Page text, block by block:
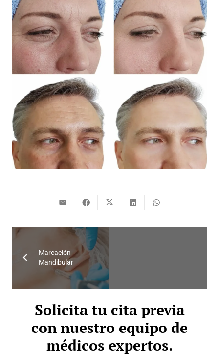
Marcación
Mandibular
Solicita tu cita previa
con nuestro equipo de
médicos expertos.